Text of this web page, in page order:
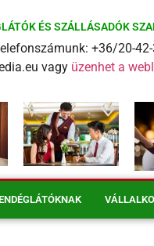
ÉS SZÁLLÁSADÓK
+36/20-
vagy üzenhet a